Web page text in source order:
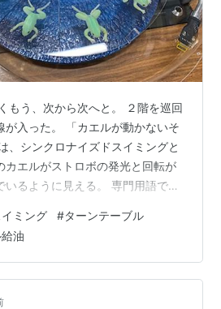
もう、次から次へと。 ２階を巡回
が入った。 「カエルが動かないそ
、シンクロナイズドスイミングと
カエルがストロボの発光と回転が
いるように見える。 専門用語でゾ
かないというのはお客様からの指
ターンテーブルのゴムベルトが切
障のどちらかだろうと思った。 分
ると思ったゴムベルトは切れてい
になっているアルミダイキャスト
ミング #ターンテーブル
油